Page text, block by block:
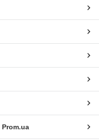
Prom.ua